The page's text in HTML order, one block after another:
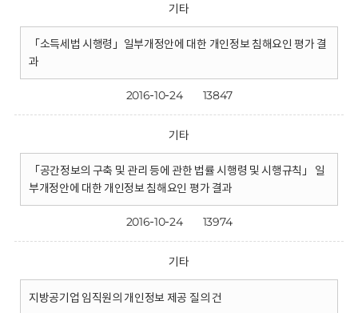
기타
「소득세법 시행령」일부개정안에 대한 개인정보 침해요인 평가 결
과
2016-10-24 13847
기타
「공간정보의 구축 및 관리 등에 관한 법률 시행령 및 시행규칙」 일
부개정안에 대한 개인정보 침해요인 평가 결과
2016-10-24 13974
기타
지방공기업 임직원의 개인정보 제공 질의 건